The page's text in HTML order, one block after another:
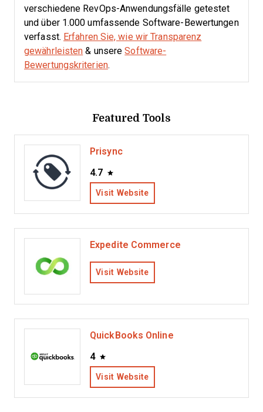
verschiedene RevOps-Anwendungsfälle getestet
und über 1.000 umfassende Software-Bewertungen
verfasst. Erfahren Sie, wie wir Transparenz
gewährleisten & unsereSoftware-
Bewertungskriterien.
Featured Tools
Prisync
4.7
Visit Website
Expedite Commerce
Visit Website
QuickBooks Online
4
Visit Website